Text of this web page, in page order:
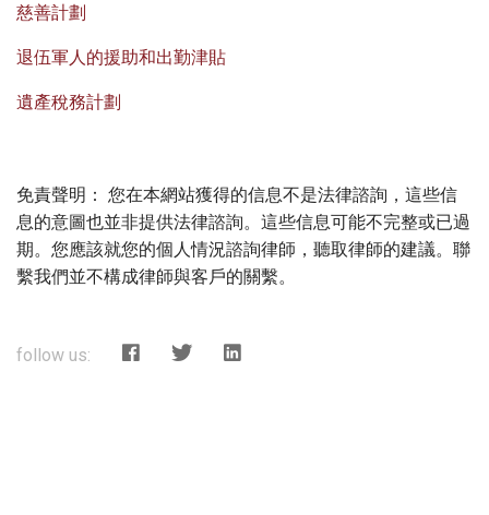
慈善計劃
退伍軍人的援助和出勤津貼
遺產稅務計劃
免責聲明： 您在本網站獲得的信息不是法律諮詢，這些信
息的意圖也並非提供法律諮詢。這些信息可能不完整或已過
期。您應該就您的個人情況諮詢律師，聽取律師的建議。聯
繫我們並不構成律師與客戶的關繫。
follow us: